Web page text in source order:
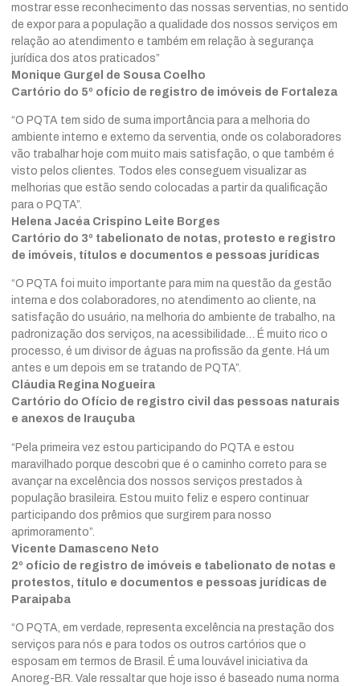
mostrar esse reconhecimento das nossas serventias, no sentido
de expor para a população a qualidade dos nossos serviços em
relação ao atendimento e também em relação à segurança
jurídica dos atos praticados”
Monique Gurgel de Sousa Coelho
Cartório do 5º ofício de registro de imóveis de Fortaleza
“O PQTA tem sido de suma importância para a melhoria do
ambiente interno e externo da serventia, onde os colaboradores
vão trabalhar hoje com muito mais satisfação, o que também é
visto pelos clientes. Todos eles conseguem visualizar as
melhorias que estão sendo colocadas a partir da qualificação
para o PQTA”.
Helena Jacéa Crispino Leite Borges
Cartório do 3º tabelionato de notas, protesto e registro
de imóveis, títulos e documentos e pessoas jurídicas
“O PQTA foi muito importante para mim na questão da gestão
interna e dos colaboradores, no atendimento ao cliente, na
satisfação do usuário, na melhoria do ambiente de trabalho, na
padronização dos serviços, na acessibilidade… É muito rico o
processo, é um divisor de águas na profissão da gente. Há um
antes e um depois em se tratando de PQTA”.
Cláudia Regina Nogueira
Cartório do Ofício de registro civil das pessoas naturais
e anexos de Irauçuba
“Pela primeira vez estou participando do PQTA e estou
maravilhado porque descobri que é o caminho correto para se
avançar na excelência dos nossos serviços prestados à
população brasileira. Estou muito feliz e espero continuar
participando dos prêmios que surgirem para nosso
aprimoramento”.
Vicente Damasceno Neto
2º ofício de registro de imóveis e tabelionato de notas e
protestos, título e documentos e pessoas jurídicas de
Paraipaba
“O PQTA, em verdade, representa excelência na prestação dos
serviços para nós e para todos os outros cartórios que o
esposam em termos de Brasil. É uma louvável iniciativa da
Anoreg-BR. Vale ressaltar que hoje isso é baseado numa norma